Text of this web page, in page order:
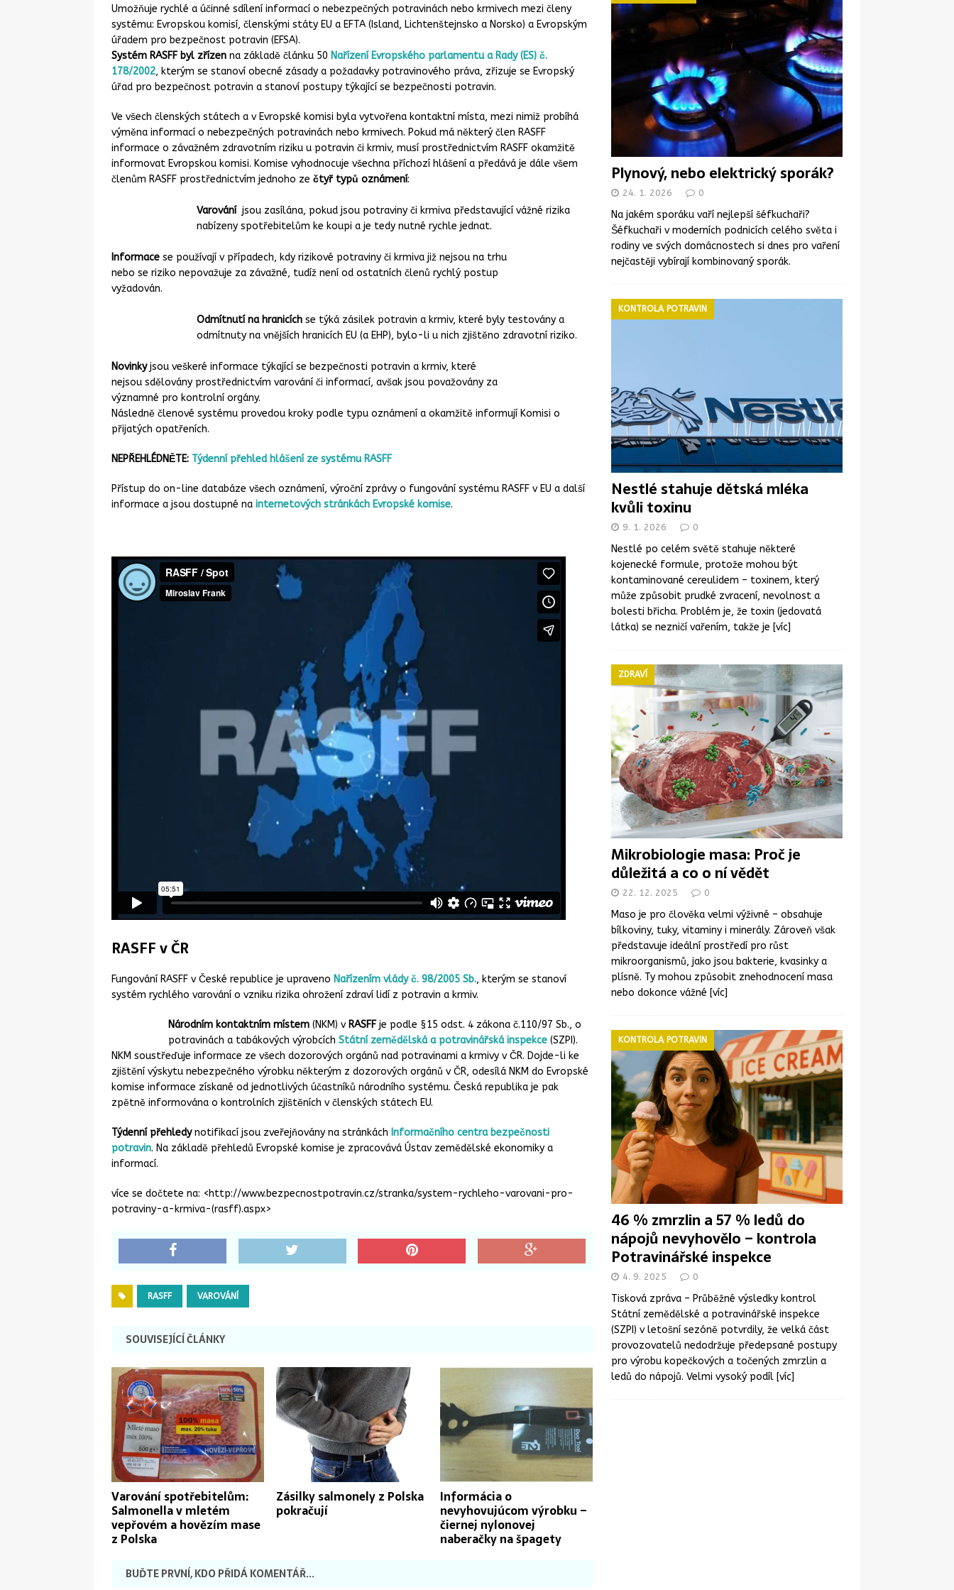
Umožňuje rychlé a účinné sdílení informací o nebezpečných potravinách nebo krmivech mezi členy
systému: Evropskou komisí, členskými státy EU a EFTA (Island, Lichtenštejnsko a Norsko) a Evropským
úřadem pro bezpečnost potravin (EFSA).
Systém RASFF byl zřízen na základě článku 50 Nařízení Evropského parlamentu a Rady (ES) č.
178/2002, kterým se stanoví obecné zásady a požadavky potravinového práva, zřizuje se Evropský
úřad pro bezpečnost potravin a stanoví postupy týkající se bezpečnosti potravin.
Ve všech členských státech a v Evropské komisi byla vytvořena kontaktní místa, mezi nimiž probíhá
výměna informací o nebezpečných potravinách nebo krmivech. Pokud má některý člen RASFF
informace o závažném zdravotním riziku u potravin či krmiv, musí prostřednictvím RASFF okamžitě
informovat Evropskou komisi. Komise vyhodnocuje všechna příchozí hlášení a předává je dále všem
členům RASFF prostřednictvím jednoho ze čtyř typů oznámení:
Varování jsou zasílána, pokud jsou potraviny či krmiva představující vážné rizika
nabízeny spotřebitelům ke koupi a je tedy nutné rychle jednat.
Informace se používají v případech, kdy rizikové potraviny či krmiva již nejsou na trhu
nebo se riziko nepovažuje za závažné, tudíž není od ostatních členů rychlý postup
vyžadován.
Odmítnutí na hranicích se týká zásilek potravin a krmiv, které byly testovány a
odmítnuty na vnějších hranicích EU (a EHP), bylo-li u nich zjištěno zdravotní riziko.
Novinkyjsou veškeré informace týkající se bezpečnosti potravin a krmiv, které
nejsou sdělovány prostřednictvím varování či informací, avšak jsou považovány za
významné pro kontrolní orgány.
Následně členové systému provedou kroky podle typu oznámení a okamžitě informují Komisi o
přijatých opatřeních.
NEPŘEHLÉDNĚTE: Týdenní přehled hlášení ze systému RASFF
Přístup do on-line databáze všech oznámení, výroční zprávy o fungování systému RASFF v EU a další
informace a jsou dostupné na internetových stránkách Evropské komise.
RASFF v ČR
Fungování RASFF v České republice je upraveno Nařízením vlády č. 98/2005 Sb., kterým se stanoví
systém rychlého varování o vzniku rizika ohrožení zdraví lidí z potravin a krmiv.
Národním kontaktním místem (NKM) v RASFF je podle §15 odst. 4 zákona č.110/97 Sb., o
potravinách a tabákových výrobcích Státní zemědělská a potravinářská inspekce (SZPI).
NKM soustřeďuje informace ze všech dozorových orgánů nad potravinami a krmivy v ČR. Dojde-li ke
zjištění výskytu nebezpečného výrobku některým z dozorových orgánů v ČR, odesílá NKM do Evropské
komise informace získané od jednotlivých účastníků národního systému. Česká republika je pak
zpětně informována o kontrolních zjištěních v členských státech EU.
Týdenní přehledynotifikací jsou zveřejňovány na stránkách Informačního centra bezpečnosti
potravin. Na základě přehledů Evropské komise je zpracovává Ústav zemědělské ekonomiky a
informací.
více se dočtete na: <http://www.bezpecnostpotravin.cz/stranka/system-rychleho-varovani-pro-
potraviny-a-krmiva-(rasff).aspx>
RASFF VAROVÁNÍ
SOUVISEJÍCÍ ČLÁNKY
Varování spotřebitelům:
Salmonella v mletém
vepřovém a hovězím mase
z Polska
Zásilky salmonely z Polska
pokračují
Informácia o
nevyhovujúcom výrobku –
čiernej nylonovej
naberačky na špagety
BUĎTE PRVNÍ, KDO PŘIDÁ KOMENTÁŘ...
Plynový, nebo elektrický sporák?
24. 1. 2026 0
Na jakém sporáku vaří nejlepší šéfkuchaři?
Šéfkuchaři v moderních podnicích celého světa i
rodiny ve svých domácnostech si dnes pro vaření
nejčastěji vybírají kombinovaný sporák.
Nestlé stahuje dětská mléka
kvůli toxinu
KONTROLA POTRAVIN
9. 1. 2026 0
Nestlé po celém světě stahuje některé
kojenecké formule, protože mohou být
kontaminované cereulidem – toxinem, který
může způsobit prudké zvracení, nevolnost a
bolesti břicha. Problém je, že toxin (jedovatá
látka) se nezničí vařením, takže je [víc]
Mikrobiologie masa: Proč je
důležitá a co o ní vědět
ZDRAVÍ
22. 12. 2025 0
Maso je pro člověka velmi výživné – obsahuje
bílkoviny, tuky, vitaminy i minerály. Zároveň však
představuje ideální prostředí pro růst
mikroorganismů, jako jsou bakterie, kvasinky a
plísně. Ty mohou způsobit znehodnocení masa
nebo dokonce vážné [víc]
46 % zmrzlin a 57 % ledů do
nápojů nevyhovělo – kontrola
Potravinářské inspekce
KONTROLA POTRAVIN
4. 9. 2025 0
Tisková zpráva – Průběžné výsledky kontrol
Státní zemědělské a potravinářské inspekce
(SZPI) v letošní sezóně potvrdily, že velká část
provozovatelů nedodržuje předepsané postupy
pro výrobu kopečkových a točených zmrzlin a
ledů do nápojů. Velmi vysoký podíl [víc]